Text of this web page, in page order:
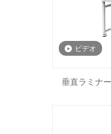
ビデオ
垂直ラミナ